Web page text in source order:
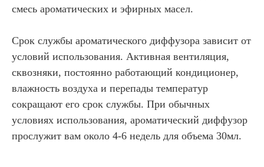
смесь ароматических и эфирных масел.
Срок службы ароматического диффузора зависит от
условий использования. Активная вентиляция,
сквозняки, постоянно работающий кондиционер,
влажность воздуха и перепады температур
сокращают его срок службы. При обычных
условиях использования, ароматический диффузор
прослужит вам около 4-6 недель для объема 30мл.